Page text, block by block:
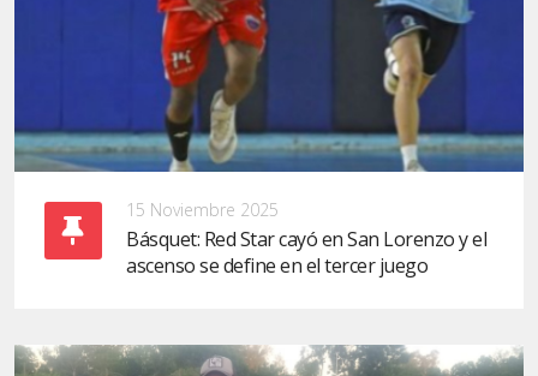
15 Noviembre 2025
Básquet: Red Star cayó en San Lorenzo y el
ascenso se define en el tercer juego